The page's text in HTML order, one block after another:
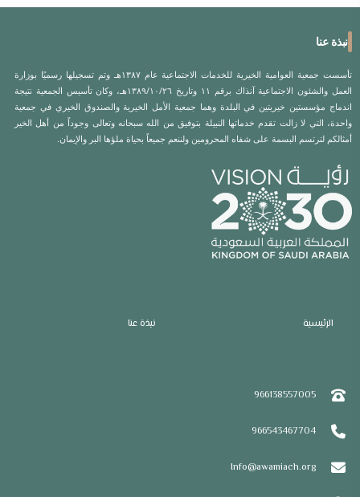
نبذة عنا
تأسست جمعية العوامية الخيرية للخدمات الاجتماعية عام ١٣٨٧هـ وتم تسجيلها رسميًا بوزارة
العمل والشئون الاجتماعية آنذاك برقم ١١ وتاريخ ١٣٨٩/١٠/٢٦هـ، وكان تأسيس الجمعية نتيجة
اندماج مؤسستين خيريتين في البلدة وهما جمعية الأمل الخيرية والصندوق الخيري في جمعية
واحدة، التي لا زالت تقدم خدماتها النبيلة بتوفيق من الله سبحانه وتعالى وجوداً من أهل الخير
أمثالكم لترتسم البسمة على شفاه المحرومين ولننعم جميعاً بحياة ملؤها البر والإيمان.
الرئيسية نبذة عنا
966138557005
966543467704
Info@awamiach.org